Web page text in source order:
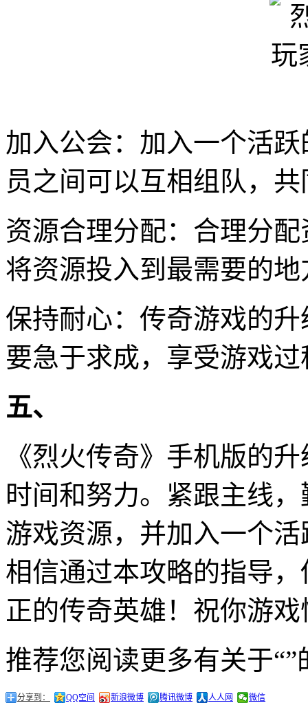
加入公会：加入一个活
员之间可以互相组队，
资源合理分配：合理分
将资源投入到最需要的地
保持耐心：传奇游戏的
要急于求成，享受游戏过
五、
《烈火传奇》手机版的
时间和努力。紧跟主线
游戏资源，并加入一个
相信通过本攻略的指导
正的传奇英雄！祝你游
推荐您阅读更多有关于“”
分享到： QQ空间 新浪微博 腾讯微博 人人网 微信